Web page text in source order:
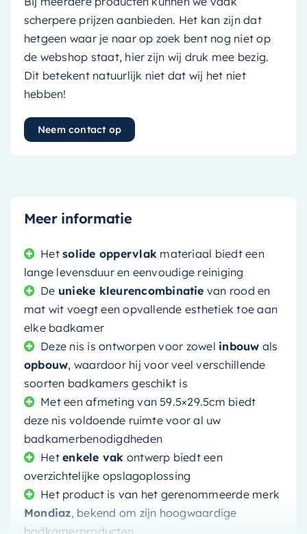
scherpere prijzen aanbieden. Het kan zijn dat
hetgeen waar je naar op zoek bent nog niet op
de webshop staat, hier zijn wij druk mee bezig.
Dit betekent natuurlijk niet dat wij het niet
hebben!
Neem contact op
Meer informatie
Hetsolide oppervlak materiaal biedt een
lange levensduur en eenvoudige reiniging
De unieke kleurencombinatie van rood en
mat wit voegt een opvallende esthetiek toe aan
elke badkamer
Deze nis is ontworpen voor zowel inbouw als
opbouw, waardoor hij voor veel verschillende
soorten badkamers geschikt is
Met een afmeting van 59.5×29.5cm biedt
deze nis voldoende ruimte voor al uw
badkamerbenodigdheden
Hetenkele vak ontwerp biedt een
overzichtelijke opslagoplossing
Het product is van het gerenommeerde merk
Mondiaz, bekend om zijn hoogwaardige
badkamerproducten